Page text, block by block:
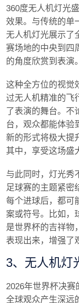
360度无人机灯光
效果。与传统的单
无人机灯光展示了
赛场地的中央到四
的角度欣赏到表演。
这种全方位的视觉
过无人机精准的飞
了表演的舞台。不
台，观众都能体验
新的形式将极大提
其中，享受这场盛
与此同时，灯光秀
足球赛的主题紧密
每个进球后，都可
案或符号。比如，
是世界杯的吉祥物
表现出来，增强了
3、无人机灯
2026年世界杯决
全球观众产生深远